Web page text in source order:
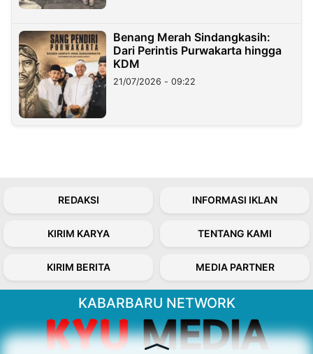
Benang Merah Sindangkasih:
Dari Perintis Purwakarta hingga
KDM
21/07/2026 - 09:22
REDAKSI INFORMASI IKLAN
KIRIM KARYA TENTANG KAMI
KIRIM BERITA MEDIA PARTNER
KABARBARU NETWORK